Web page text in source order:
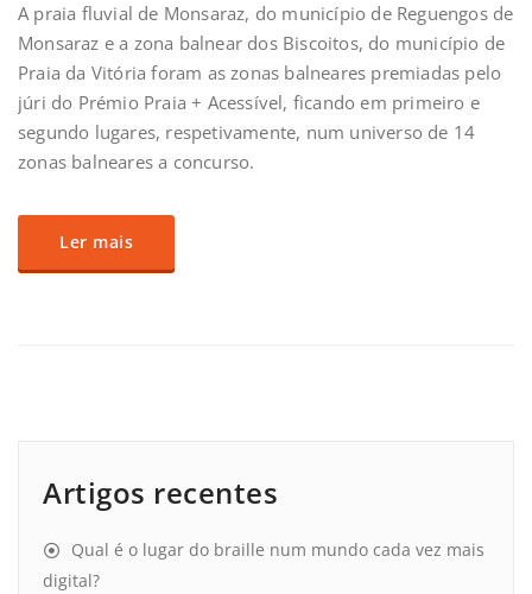
A praia fluvial de Monsaraz, do município de Reguengos de
Monsaraz e a zona balnear dos Biscoitos, do município de
Praia da Vitória foram as zonas balneares premiadas pelo
júri do Prémio Praia + Acessível, ficando em primeiro e
segundo lugares, respetivamente, num universo de 14
zonas balneares a concurso.
Ler mais
Artigos recentes
Qual é o lugar do braille num mundo cada vez mais
digital?